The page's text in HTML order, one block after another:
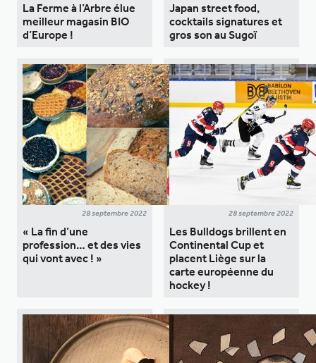
La Ferme à l’Arbre élue
meilleur magasin BIO
d’Europe !
Japan street food,
cocktails signatures et
gros son au Sugoï
28 septembre 2022
« La fin d’une
profession… et des vies
qui vont avec ! »
28 septembre 2022
Les Bulldogs brillent en
Continental Cup et
placent Liège sur la
carte européenne du
hockey !